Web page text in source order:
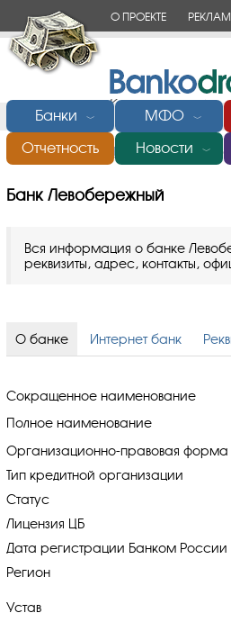
О ПРОЕКТЕ
Банки ﹀ МФО ﹀
Отчетность Новости ﹀
Главная/Банки России/Банк
Банк Левобережный
Вся информация о банке
реквизиты, адрес, контакты,
О банке Интернет банк
Сокращенное наименование
Полное наименование
Организационно-правовая форма
Тип кредитной организации
Статус
Лицензия ЦБ
Дата регистрации Банком России
Регион
Устав